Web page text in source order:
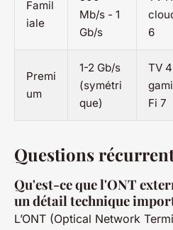
Famil
iale
Mb/s - 1
Gb/s
6
Premi
um
1-2 Gb/s
(symétri
que)
TV
Fi 7
Questions
Qu'est-ce que l'ONT
un détail technique
L’ONT (Optical Network